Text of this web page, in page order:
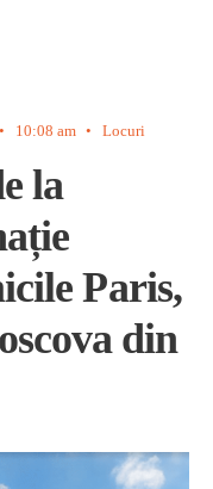
• 10:08 am • Locuri
la
Paris,
din